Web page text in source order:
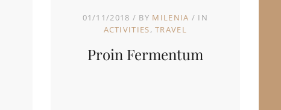
01/11/2018 BY MILENIA
IN
ACTIVITIES TRAVEL
Proin Fermentum